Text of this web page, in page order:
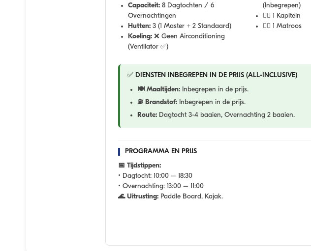
Capaciteit: 8 Dagtochten / 6
Overnachtingen
Hutten: 3 (1 Master + 2 Standaard)
Koeling: ❌ Geen Airconditioning
(Ventilator ✅)
(Inbegrepen)
👨‍✈️ 1 Kapitein
🧑‍✈️ 1 Matroos
✅ DIENSTEN INBEGREPEN IN DE PRIJS (ALL-INCLUSIVE)
🍽️ Maaltijden: Inbegrepen in de prijs.
⛽ Brandstof: Inbegrepen in de prijs.
Route: Dagtocht 3-4 baaien, Overnachting 2 baaien.
PROGRAMMA EN PRIJS
📅 Tijdstippen:
• Dagtocht: 10:00 – 18:30
• Overnachting: 13:00 – 11:00
🌊 Uitrusting: Paddle Board, Kajak.